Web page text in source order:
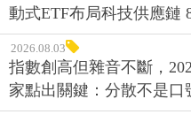
動式ETF布局科技供應鏈
2026.08.03
指數創高但雜音不斷，
家點出關鍵：分散不是口